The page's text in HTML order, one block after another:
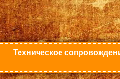
Техническое